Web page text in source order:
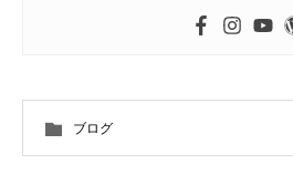
ブログ